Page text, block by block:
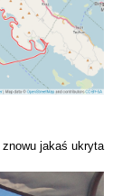
jakaś ukryta